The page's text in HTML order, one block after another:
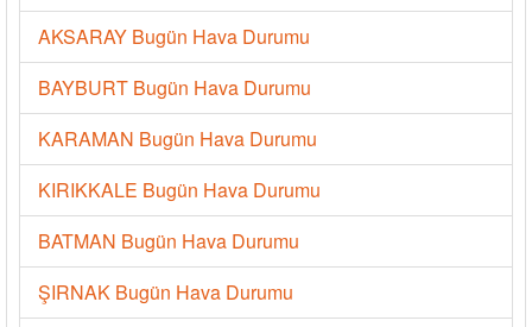
AKSARAY Bugün Hava Durumu
BAYBURT Bugün Hava Durumu
KARAMAN Bugün Hava Durumu
KIRIKKALE Bugün Hava Durumu
BATMAN Bugün Hava Durumu
ŞIRNAK Bugün Hava Durumu